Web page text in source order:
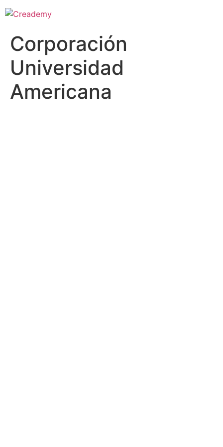
Corporación
Universidad
Americana